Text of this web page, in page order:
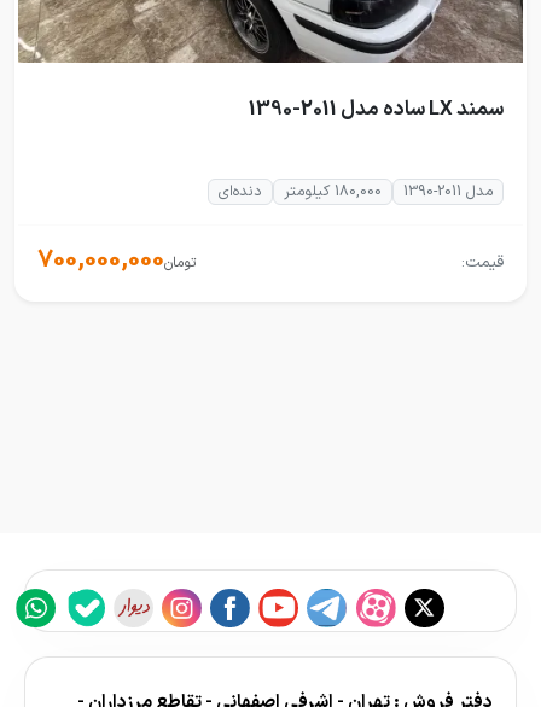
سمند LX ساده مدل 2011-1390
مدل 2011-1390 180,000 کیلومتر دنده‌ای
قیمت: 700,000,000تومان